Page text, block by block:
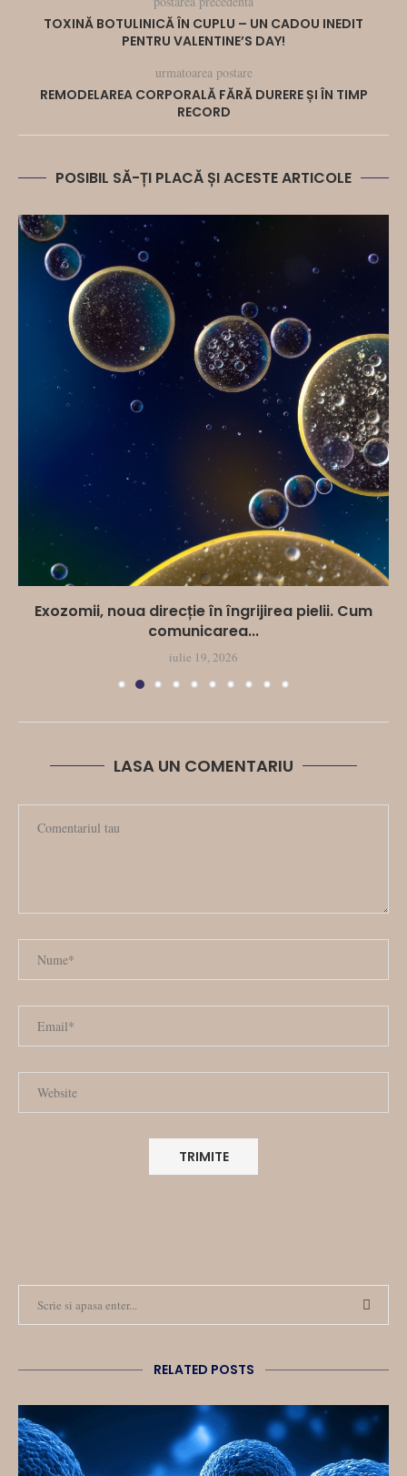
TOXINĂ BOTULINICĂ ÎN CUPLU – UN CADOU INEDIT
PENTRU VALENTINE’S DAY!
urmatoarea postare
REMODELAREA CORPORALĂ FĂRĂ DURERE ȘI ÎN TIMP
RECORD
POSIBIL SĂ-ȚI PLACĂ ȘI ACESTE ARTICOLE
Exozomii, noua direcție în îngrijirea pielii. Cum
comunicarea...
iulie 19, 2026
LASA UN COMENTARIU
RELATED POSTS